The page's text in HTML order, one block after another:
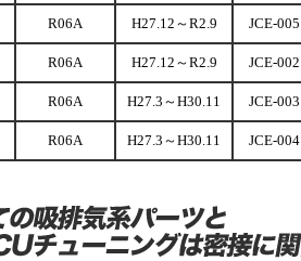
R06A H27.12～R2.9 JCE-005
R06A H27.12～R2.9 JCE-002
R06A H27.3～H30.11 JCE-003
R06A H27.3～H30.11 JCE-004